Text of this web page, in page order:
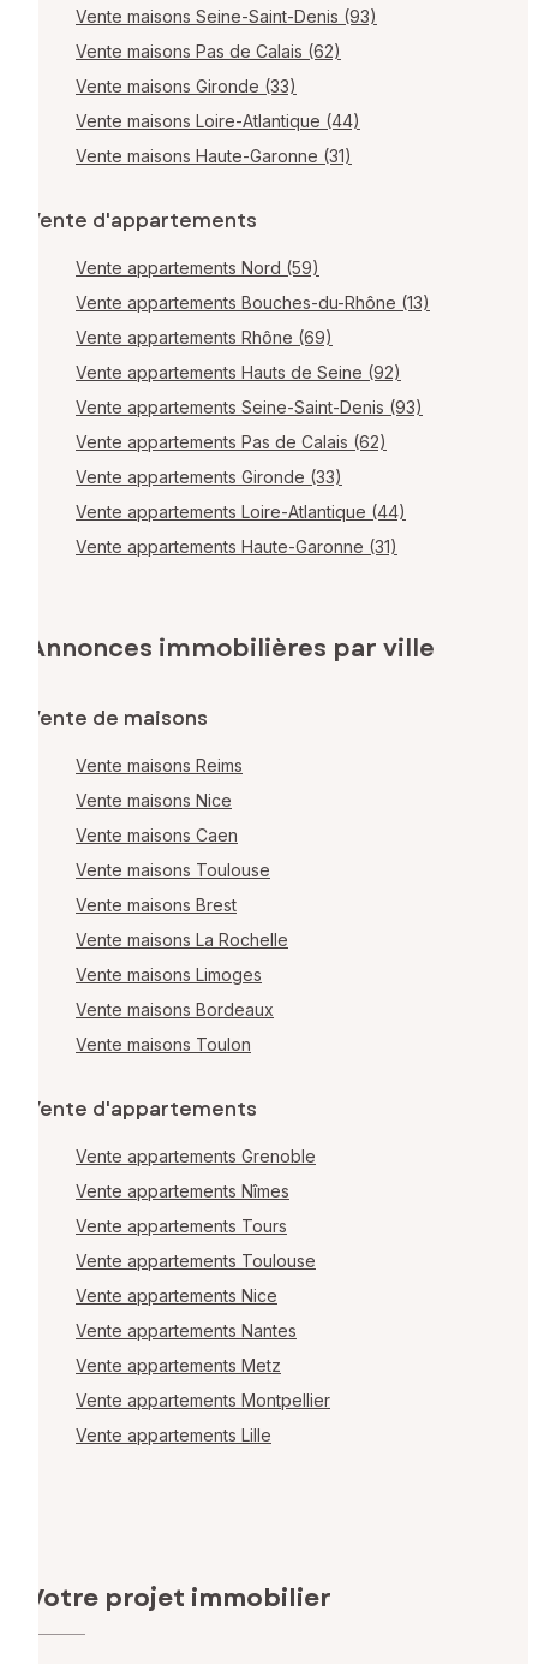
Vente maisons Seine-Saint-Denis (93)
Vente maisons Pas de Calais (62)
Vente maisons Gironde (33)
Vente maisons Loire-Atlantique (44)
Vente maisons Haute-Garonne (31)
Vente d'appartements
Vente appartements Nord (59)
Vente appartements Bouches-du-Rhône (13)
Vente appartements Rhône (69)
Vente appartements Hauts de Seine (92)
Vente appartements Seine-Saint-Denis (93)
Vente appartements Pas de Calais (62)
Vente appartements Gironde (33)
Vente appartements Loire-Atlantique (44)
Vente appartements Haute-Garonne (31)
Annonces immobilières par ville
Vente de maisons
Vente maisons Reims
Vente maisons Nice
Vente maisons Caen
Vente maisons Toulouse
Vente maisons Brest
Vente maisons La Rochelle
Vente maisons Limoges
Vente maisons Bordeaux
Vente maisons Toulon
Vente d'appartements
Vente appartements Grenoble
Vente appartements Nîmes
Vente appartements Tours
Vente appartements Toulouse
Vente appartements Nice
Vente appartements Nantes
Vente appartements Metz
Vente appartements Montpellier
Vente appartements Lille
Votre projet immobilier